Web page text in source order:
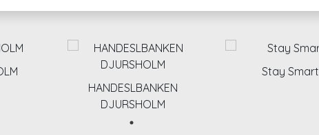
HANDESLBANKEN
DJURSHOLM
Stay Smart